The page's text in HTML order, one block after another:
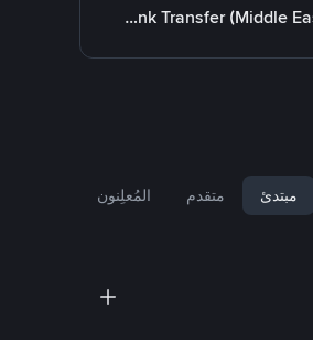
Bank Transfer (Middle East)
مبتدئ متقدم المُعلِنون